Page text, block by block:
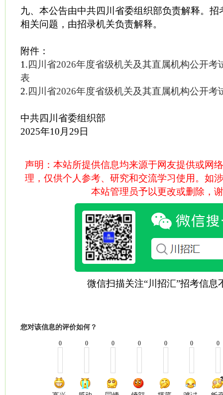
九、本公告由中共四川省委组织部负责解释。
相关问题，由招录机关负责解释。
附件：
1.四川省2026年度省级机关及其直属机构公开考
表
2.四川省2026年度省级机关及其直属机构公开考
中共四川省委组织部
2025年10月29日
声明：本站所提供信息均来源于网友提供或网
理，仅供个人参考、研究和交流学习使用。如
本站管理员予以更改或删除，
微信扫描关注“川招汇”招考信息
您对该信息的评价如何？
0 0 0 0 0 0 0